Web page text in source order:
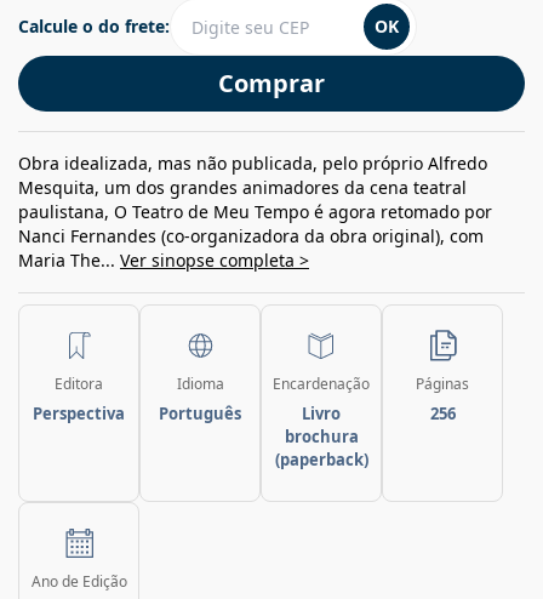
Comprar
Calcule o do frete: OK
Obra idealizada, mas não publicada, pelo próprio Alfredo
Mesquita, um dos grandes animadores da cena teatral
paulistana, O Teatro de Meu Tempo é agora retomado por
Nanci Fernandes (co-organizadora da obra original), com
Maria The... Ver sinopse completa >
Editora
Perspectiva
Idioma
Português
Encardenação
Livro
brochura
(paperback)
Páginas
256
Ano de Edição